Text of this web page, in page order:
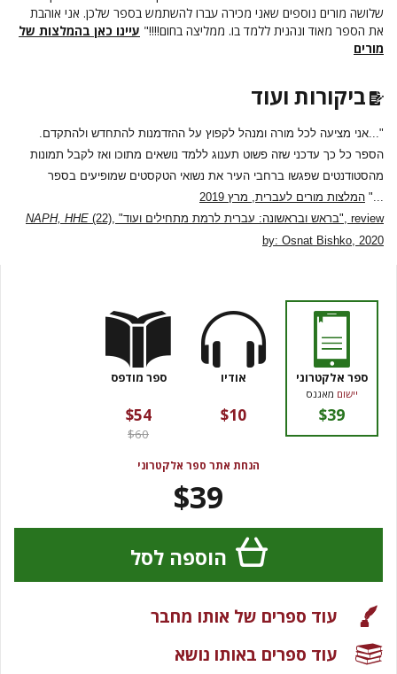
שלושה מורים נוספים שאני מכירה עברו להשתמש בספר שלכן. אני אוהבת
את הספר מאוד ונהנית ללמד בו. ממליצה בחום!!!!" עיינו כאן בהמלצות של
מורים
ביקורות ועוד
"...אני מציעה לכל מורה ומנהל לקפוץ על ההזדמנות להתחדש ולהתקדם.
הספר כל כך עדכני שזה פשוט תענוג ללמד נושאים מתוכו ואז לקבל תמונות
מהסטודנטים שפגשו ברחבי העיר את נשואי הטקסטים שמופיעים בספר
..." המלצות מורים לעברית, מרץ 2019
NAPH, HHE (22), "בראש ובראשונה: עברית לרמת מתחילים ועוד", review
by: Osnat Bishko, 2020
ספר אלקטרוני
יישום מאגנס
$39
אודיו
$10
ספר מודפס
$54
$60
הנחת אתר ספר אלקטרוני
$39
הוספה לסל
עוד ספרים של אותו מחבר
עוד ספרים באותו נושא